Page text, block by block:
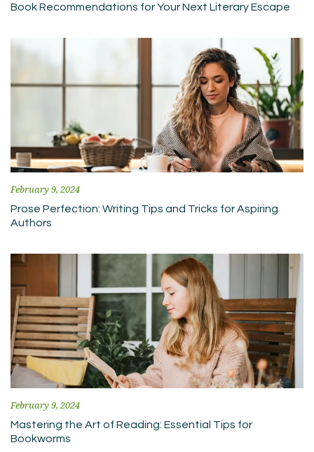
Book Recommendations for Your Next Literary Escape
February 9, 2024
Prose Perfection: Writing Tips and Tricks for Aspiring
Authors
February 9, 2024
Mastering the Art of Reading: Essential Tips for
Bookworms